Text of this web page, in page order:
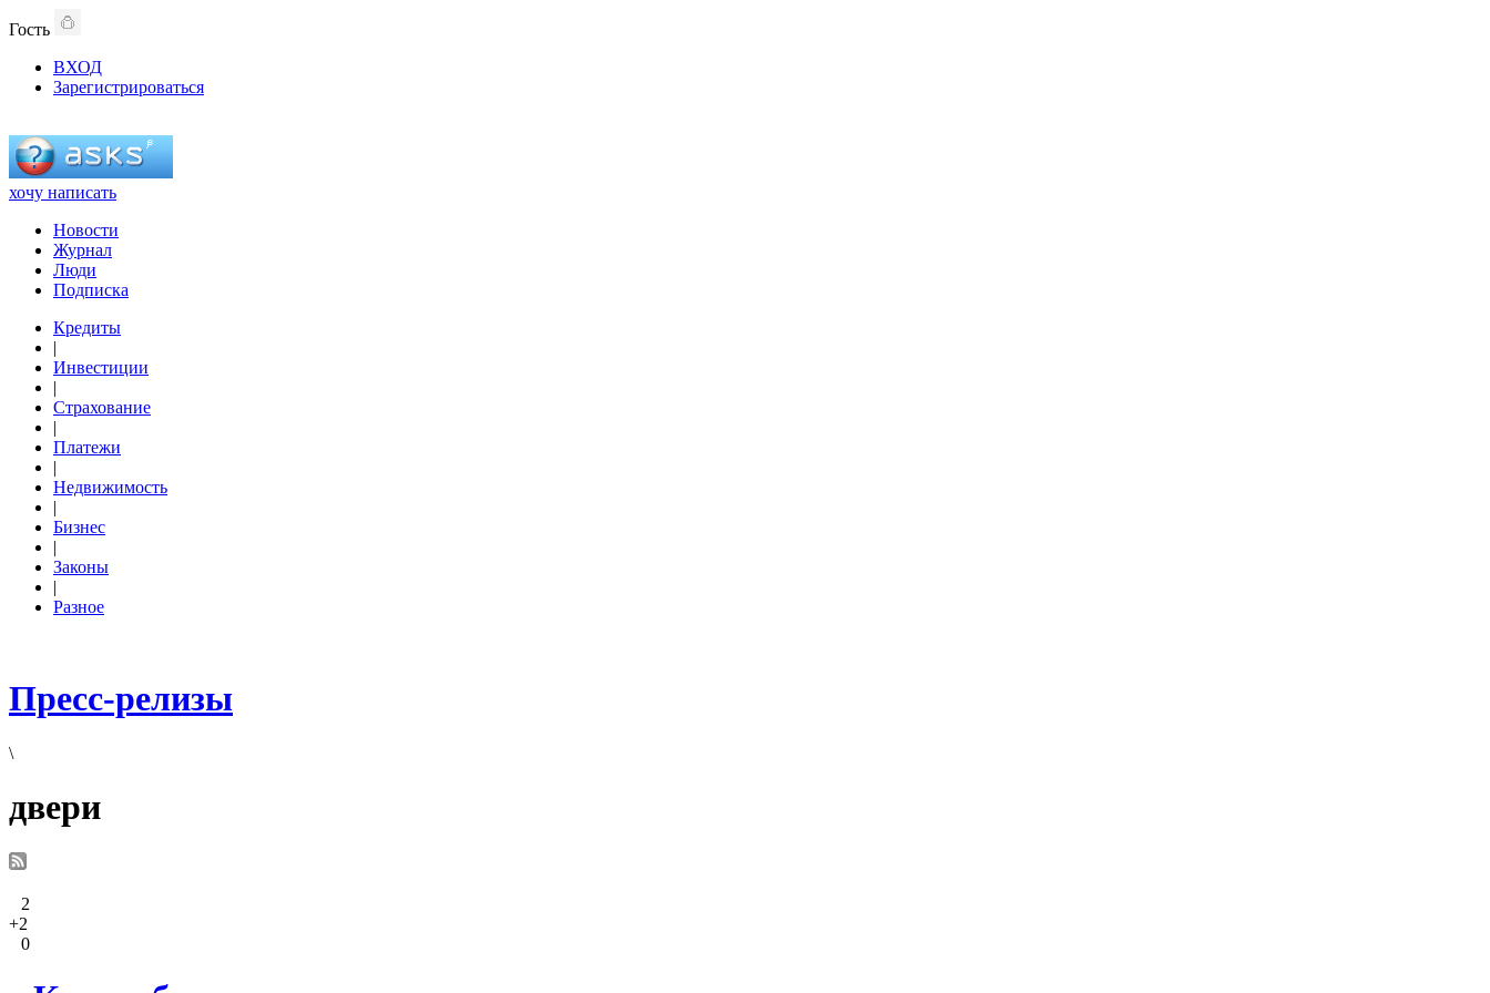
Гость
ВХОД
Зарегистрироваться
хочу написать
Новости
Журнал
Люди
Подписка
Кредиты
|
Инвестиции
|
Страхование
|
Платежи
|
Недвижимость
|
Бизнес
|
Законы
|
Разное
Пресс-релизы
\
двери
2
+2
0